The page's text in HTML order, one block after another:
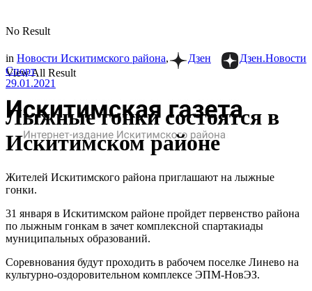
No Result
View All Result
Дзен.Новости
Дзен
in Новости Искитимского района,
Спорт
29.01.2021
Лыжные гонки состоятся в
Искитимском районе
Жителей Искитимского района приглашают на лыжные
гонки.
31 января в Искитимском районе пройдет первенство района
по лыжным гонкам в зачет комплексной спартакиады
муниципальных образований.
Соревнования будут проходить в рабочем поселке Линево на
культурно-оздоровительном комплексе ЭПМ-НовЭЗ.